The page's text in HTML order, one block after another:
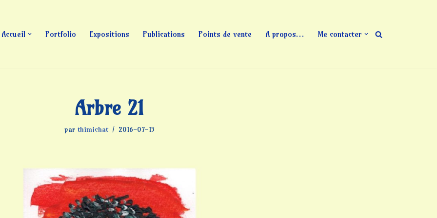
Accueil Portfolio Expositions Publications Points de vente A propos… Me contacter
Arbre 21
par thimichat 2016-07-15